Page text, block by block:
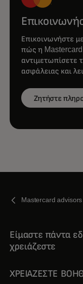
Επικοινωνήστε
πώς η Mastercard
αντιμετωπίσετε
ασφάλειας και
Ζητήστε
Mastercard advisors
Είμαστε πάντα
χρειάζεστε
ΧΡΕΙΆΖΕΣΤΕ